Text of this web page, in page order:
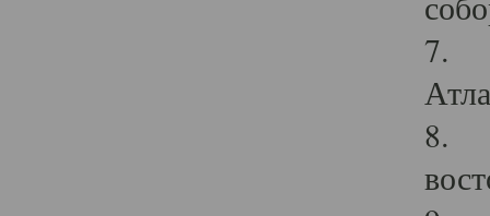
7.
8.